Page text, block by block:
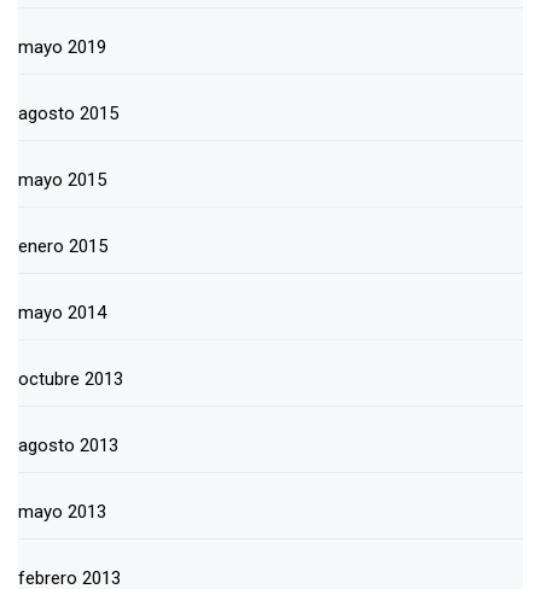
mayo 2019
agosto 2015
mayo 2015
enero 2015
mayo 2014
octubre 2013
agosto 2013
mayo 2013
febrero 2013